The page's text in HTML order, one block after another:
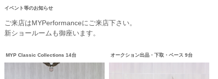
イベント等のお知らせ
ご来店はMYPerformanceにご来店下さい。
新ショールームも御座います。
MYP Classic Collections 14台 オークション出品・下取・ベース 9台